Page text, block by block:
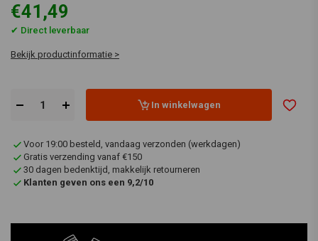
€41,49
✔ Direct leverbaar
Bekijk productinformatie >
In winkelwagen
Voor 19:00 besteld, vandaag verzonden (werkdagen)
Gratis verzending vanaf €150
30 dagen bedenktijd, makkelijk retourneren
Klanten geven ons een 9,2/10